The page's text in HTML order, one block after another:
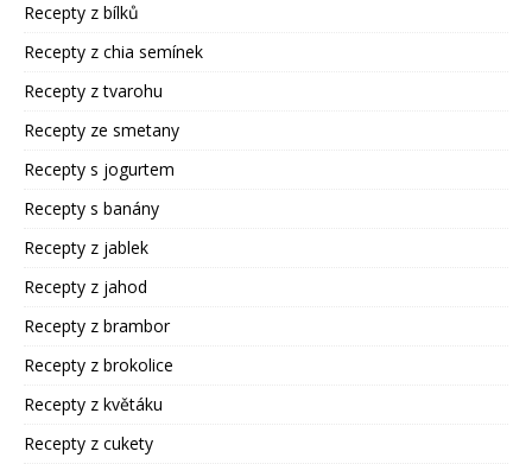
Recepty z bílků
Recepty z chia semínek
Recepty z tvarohu
Recepty ze smetany
Recepty s jogurtem
Recepty s banány
Recepty z jablek
Recepty z jahod
Recepty z brambor
Recepty z brokolice
Recepty z květáku
Recepty z cukety